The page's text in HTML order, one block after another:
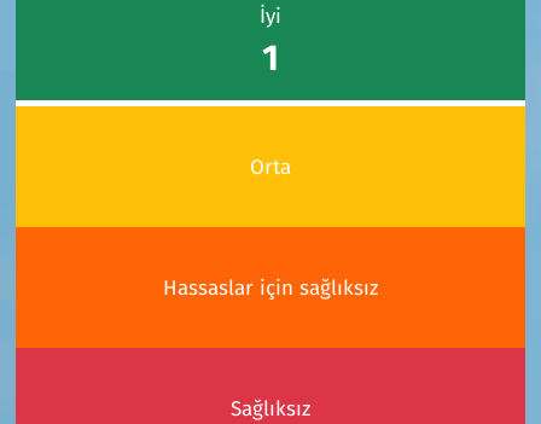
İyi
1
Orta
Hassaslar için sağlıksız
Sağlıksız